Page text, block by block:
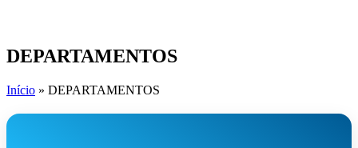
DEPARTAMENTOS
Início » DEPARTAMENTOS